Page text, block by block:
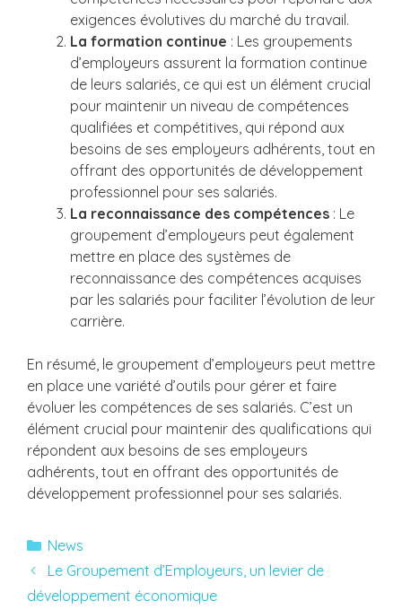
exigences évolutives du marché du travail.
La formation continue : Les groupements
d’employeurs assurent la formation continue
de leurs salariés, ce qui est un élément crucial
pour maintenir un niveau de compétences
qualifiées et compétitives, qui répond aux
besoins de ses employeurs adhérents, tout en
offrant des opportunités de développement
professionnel pour ses salariés.
La reconnaissance des compétences : Le
groupement d’employeurs peut également
mettre en place des systèmes de
reconnaissance des compétences acquises
par les salariés pour faciliter l’évolution de leur
carrière.
En résumé, le groupement d’employeurs peut mettre
en place une variété d’outils pour gérer et faire
évoluer les compétences de ses salariés. C’est un
élément crucial pour maintenir des qualifications qui
répondent aux besoins de ses employeurs
adhérents, tout en offrant des opportunités de
développement professionnel pour ses salariés.
Catégories
News
Le Groupement d’Employeurs, un levier de
développement économique